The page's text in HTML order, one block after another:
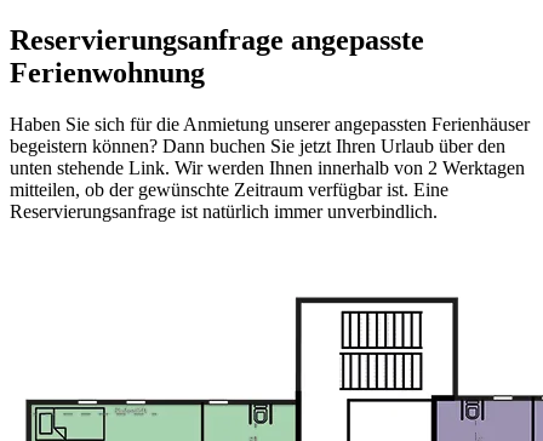
Reservierungsanfrage angepasste
Ferienwohnung
Haben Sie sich für die Anmietung unserer angepassten Ferienhäuser
begeistern können? Dann buchen Sie jetzt Ihren Urlaub über den
unten stehende Link. Wir werden Ihnen innerhalb von 2 Werktagen
mitteilen, ob der gewünschte Zeitraum verfügbar ist. Eine
Reservierungsanfrage ist natürlich immer unverbindlich.